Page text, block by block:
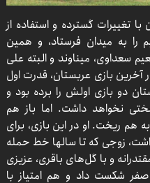
تغییرات گسترده و استفاده از
را به میدان فرستاد، و همین
سعداوی، میناوند و البته علی
داد. در آخرین بازی عربستان، قدرت اول
دو بازی اولش را برده بود و
نخواهد داشت. اما باز هم
هم ریخت. او در این بازی، برای
زوجی که تا سالها خط حمله
و با گل‌های باقری، عزیزی
شکست داد و هم امتیاز با